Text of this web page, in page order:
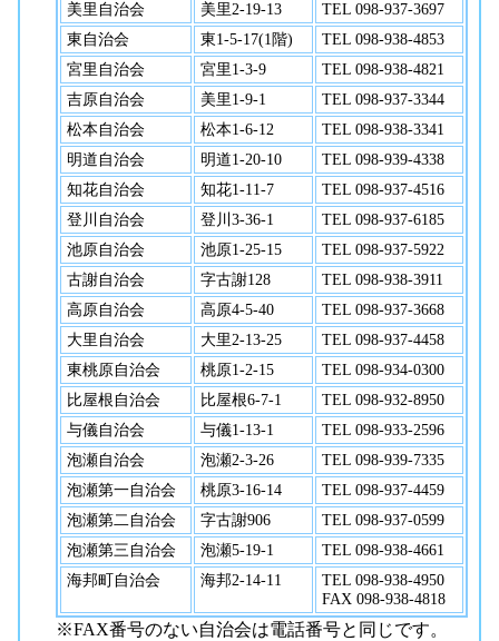
美里自治会
美里2-19-13
TEL 098-937-3697
東自治会
東1-5-17(1階)
TEL 098-938-4853
宮里自治会
宮里1-3-9
TEL 098-938-4821
吉原自治会
美里1-9-1
TEL 098-937-3344
松本自治会
松本1-6-12
TEL 098-938-3341
明道自治会
明道1-20-10
TEL 098-939-4338
知花自治会
知花1-11-7
TEL 098-937-4516
登川自治会
登川3-36-1
TEL 098-937-6185
池原自治会
池原1-25-15
TEL 098-937-5922
古謝自治会
字古謝128
TEL 098-938-3911
高原自治会
高原4-5-40
TEL 098-937-3668
大里自治会
大里2-13-25
TEL 098-937-4458
東桃原自治会
桃原1-2-15
TEL 098-934-0300
比屋根自治会
比屋根6-7-1
TEL 098-932-8950
与儀自治会
与儀1-13-1
TEL 098-933-2596
泡瀬自治会
泡瀬2-3-26
TEL 098-939-7335
泡瀬第一自治会
桃原3-16-14
TEL 098-937-4459
泡瀬第二自治会
字古謝906
TEL 098-937-0599
泡瀬第三自治会
泡瀬5-19-1
TEL 098-938-4661
海邦町自治会
海邦2-14-11
TEL 098-938-4950
FAX 098-938-4818
※FAX番号のない自治会は電話番号と同じです。